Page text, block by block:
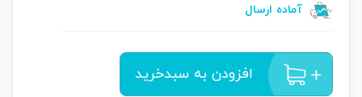
آماده ارسال
افزودن به سبدخرید